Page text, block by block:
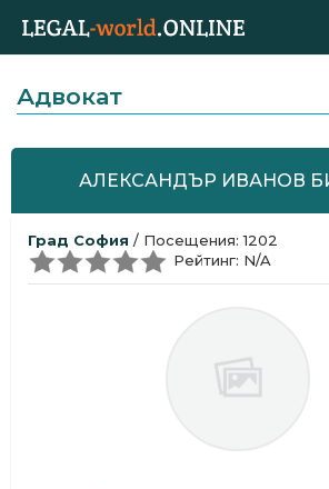
Адвокат
АЛЕКСАНДЪР ИВАНОВ
Град София / Посещения: 1202
Рейтинг: N/A